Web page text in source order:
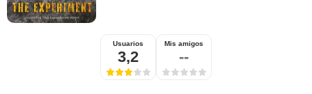
Usuarios
3,2
Mis amigos
--